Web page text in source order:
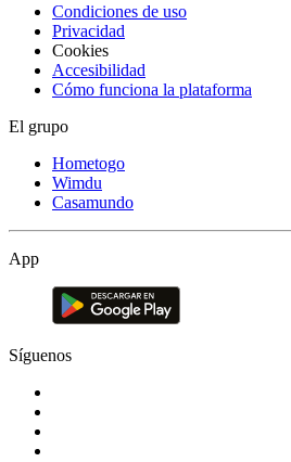
Condiciones de uso
Privacidad
Cookies
Accesibilidad
Cómo funciona la plataforma
El grupo
Hometogo
Wimdu
Casamundo
App
Síguenos